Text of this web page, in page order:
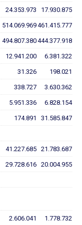
24.353.973 17.930.875
514.069.969461.415.777
494.807.380444.377.918
12.941.200 6.381.322
31.326 198.021
338.727 3.630.362
5.951.336 6.828.154
174.891 31.585.847
41.227.685 21.783.687
29.728.616 20.004.955
2.606.041 1.778.732